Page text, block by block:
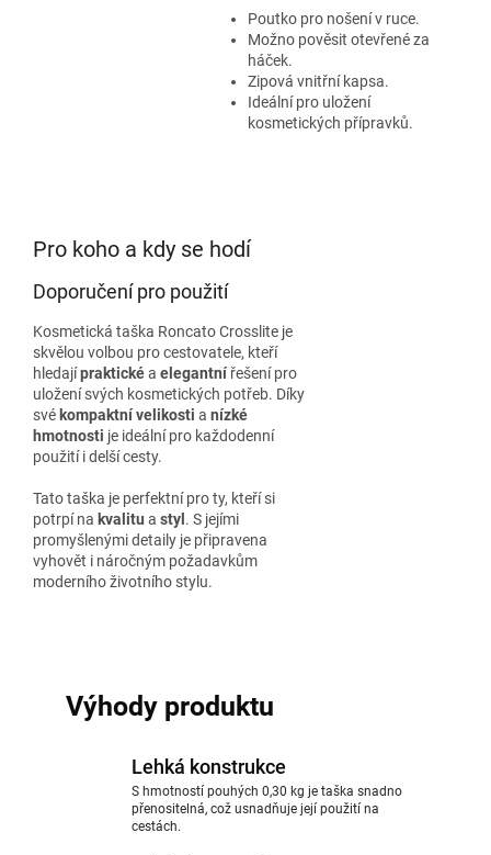
Poutko pro nošení v ruce.
Možno pověsit otevřené za
háček.
Zipová vnitřní kapsa.
Ideální pro uložení
kosmetických přípravků.
Pro koho a kdy se hodí
Doporučení pro použití
Kosmetická taška Roncato Crosslite je
skvělou volbou pro cestovatele, kteří
hledajípraktickéa elegantní řešení pro
uložení svých kosmetických potřeb. Díky
své kompaktní velikosti a nízké
hmotnosti je ideální pro každodenní
použití i delší cesty.
Tato taška je perfektní pro ty, kteří si
potrpí na kvalitu a styl . S jejími
promyšlenými detaily je připravena
vyhovět i náročným požadavkům
moderního životního stylu.
Výhody produktu
Lehká konstrukce
S hmotností pouhých 0,30 kg je taška snadno
přenositelná, což usnadňuje její použití na
cestách.